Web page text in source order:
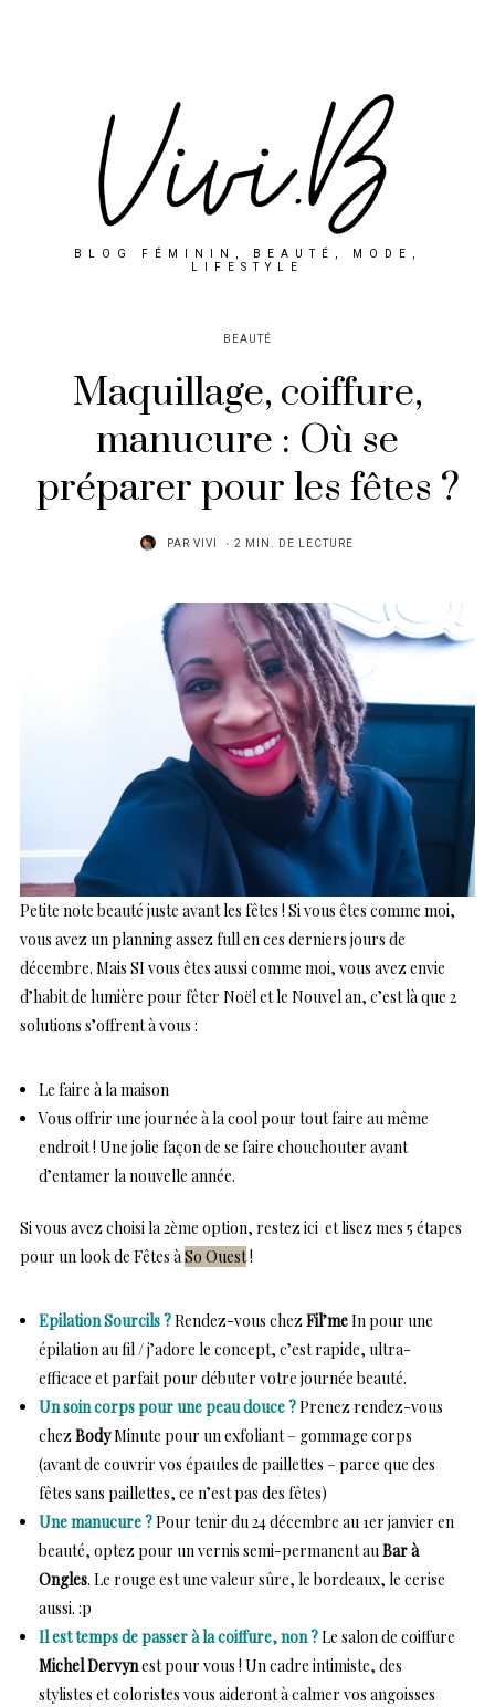
BLOG FÉMININ, BEAUTÉ, MODE,
LIFESTYLE
BEAUTÉ
Maquillage, coiffure,
manucure : Où se
préparer pour les fêtes ?
PAR VIVI 2 MIN. DE LECTURE
Petite note beauté juste avant les fêtes ! Si vous êtes comme moi,
vous avez un planning assez full en ces derniers jours de
décembre. Mais SI vous êtes aussi comme moi, vous avez envie
d’habit de lumière pour fêter Noël et le Nouvel an, c’est là que 2
solutions s’offrent à vous :
Le faire à la maison
Vous offrir une journée à la cool pour tout faire au même
endroit ! Une jolie façon de se faire chouchouter avant
d’entamer la nouvelle année.
Si vous avez choisi la 2ème option, restez ici et lisez mes 5 étapes
pour un look de Fêtes àSo Ouest!
Epilation Sourcils ?Rendez-vous chezFil’meInpour une
épilation au fil / j’adore le concept, c’est rapide, ultra-
efficace et parfait pour débuter votre journée beauté.
Un soin corps pour une peau douce ?Prenez rendez-vous
chezBodyMinute pour un exfoliant – gommage corps
(avant de couvrir vos épaules de paillettes – parce que des
fêtes sans paillettes, ce n’est pas des fêtes)
Une manucure ?Pour tenir du 24 décembre au 1er janvier en
beauté, optez pour un vernis semi-permanent auBar à
Ongles. Le rouge est une valeur sûre, le bordeaux, le cerise
aussi. :p
Il est temps de passer à la coiffure, non ?Le salon de coiffure
Michel Dervynest pour vous ! Un cadre intimiste, des
stylistes et coloristes vous aideront à calmer vos angoisses